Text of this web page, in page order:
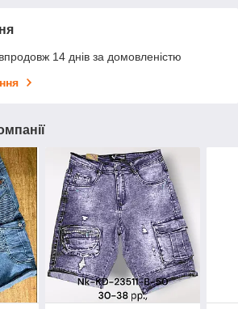
14 днів за домовленістю